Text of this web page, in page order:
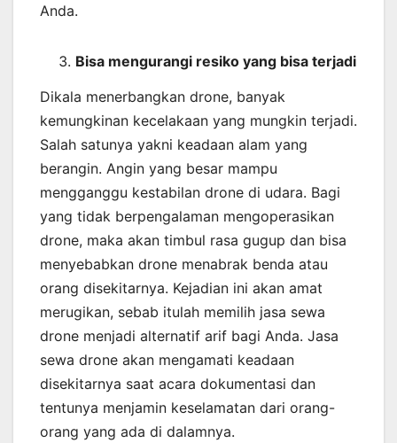
Anda.
Bisa mengurangi resiko yang bisa terjadi
Dikala menerbangkan drone, banyak
kemungkinan kecelakaan yang mungkin terjadi.
Salah satunya yakni keadaan alam yang
berangin. Angin yang besar mampu
mengganggu kestabilan drone di udara. Bagi
yang tidak berpengalaman mengoperasikan
drone, maka akan timbul rasa gugup dan bisa
menyebabkan drone menabrak benda atau
orang disekitarnya. Kejadian ini akan amat
merugikan, sebab itulah memilih jasa sewa
drone menjadi alternatif arif bagi Anda. Jasa
sewa drone akan mengamati keadaan
disekitarnya saat acara dokumentasi dan
tentunya menjamin keselamatan dari orang-
orang yang ada di dalamnya.